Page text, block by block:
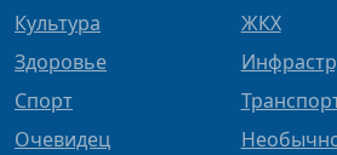
Культура
Здоровье
Спорт
Очевидец
ЖКХ